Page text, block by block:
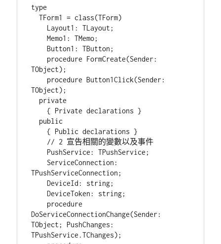
type
  TForm1 = class(TForm)
    Memo1: TMemo;
    Button1: TButton;
TObject);
TObject);
    { Private declarations }
    { Public declarations }
TPushServiceConnection;
    DeviceId: string;
    DeviceToken: string;
DoServiceConnectionChange(Sender:
TObject; PushChanges:
TPushService.TChanges);